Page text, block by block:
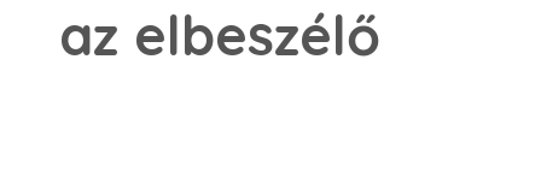
az elbeszélő